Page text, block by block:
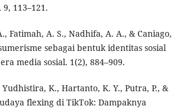
113–121.
Fatimah, A. S., Nadhifa, A. A., & Caniago,
sebagai bentuk identitas sosial
media sosial. 1(2), 884–909.
K., Hartanto, K. Y., Putra, P., &
flexing di TikTok: Dampaknya